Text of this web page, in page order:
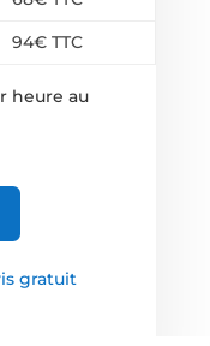
94€ TTC
heure au
gratuit